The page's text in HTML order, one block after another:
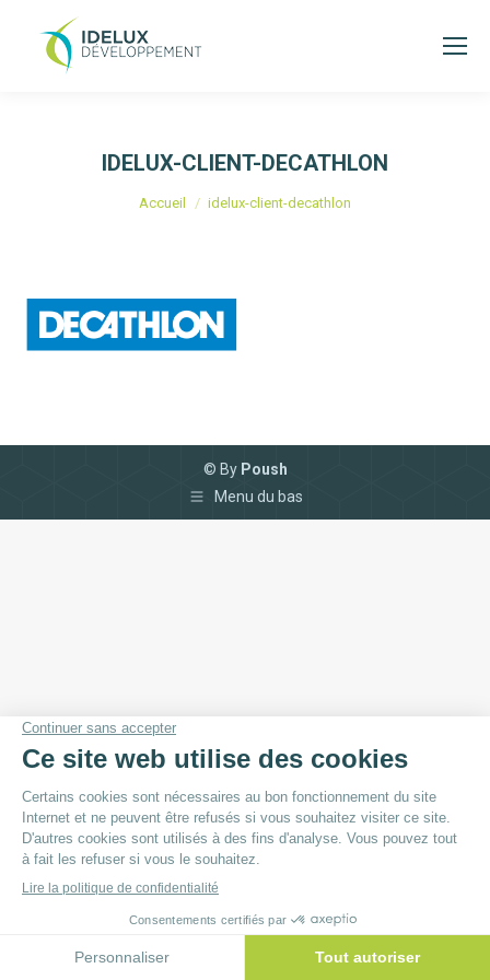
IDELUX-CLIENT-DECATHLON
Vous êtes ici :
Accueil idelux-client-decathlon
© By Poush
Menu du bas